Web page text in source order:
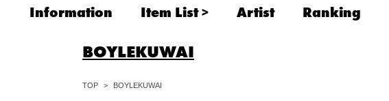
Information Item List
Recommend
予約商品
Artist Ranking
BOYLEKUWAI
TOP BOYLEKUWAI